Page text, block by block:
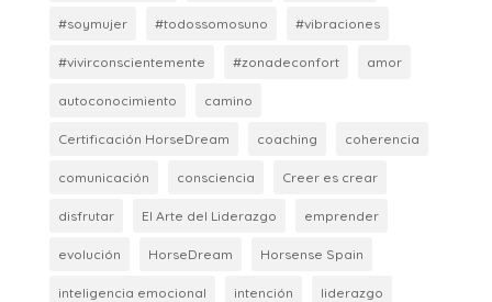
#soymujer #todossomosuno #vibraciones
#vivirconscientemente #zonadeconfort amor
autoconocimiento camino
Certificación HorseDream coaching coherencia
comunicación consciencia Creer es crear
disfrutar El Arte del Liderazgo emprender
evolución HorseDream Horsense Spain
inteligencia emocional intención liderazgo